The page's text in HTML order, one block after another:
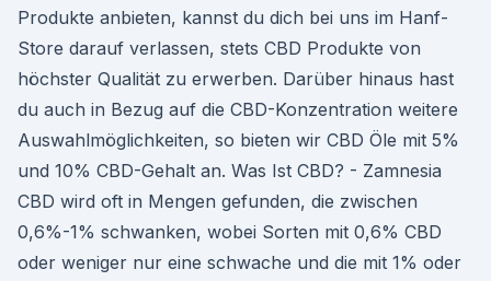
Produkte anbieten, kannst du dich bei uns im Hanf-
Store darauf verlassen, stets CBD Produkte von
höchster Qualität zu erwerben. Darüber hinaus hast
du auch in Bezug auf die CBD-Konzentration weitere
Auswahlmöglichkeiten, so bieten wir CBD Öle mit 5%
und 10% CBD-Gehalt an. Was Ist CBD? - Zamnesia
CBD wird oft in Mengen gefunden, die zwischen
0,6%-1% schwanken, wobei Sorten mit 0,6% CBD
oder weniger nur eine schwache und die mit 1% oder